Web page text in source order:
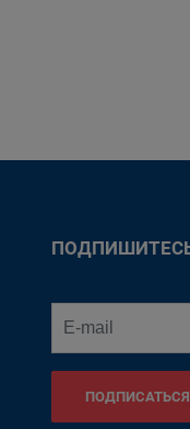
ПОДПИСАТЬСЯ